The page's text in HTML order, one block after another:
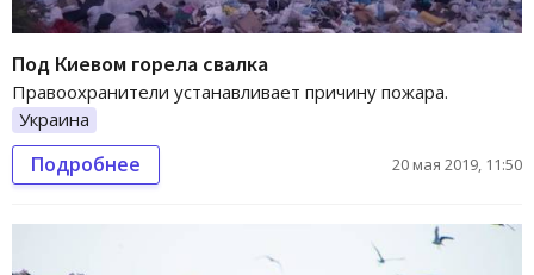
Под Киевом горела свалка
Правоохранители устанавливает причину пожара.
Украина
Подробнее 20 мая 2019, 11:50